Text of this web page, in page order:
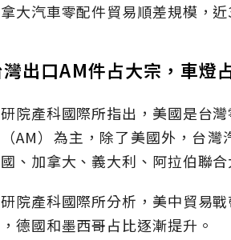
大汽車零配件貿易順差規模，
灣出口AM件占大宗，車燈
院產科國際所指出，美國是台
AM）為主，除了美國外，台灣
、加拿大、義大利、阿拉伯聯
院產科國際所分析，美中貿易
德國和墨西哥占比逐漸提升。